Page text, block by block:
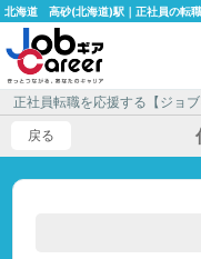
北海道 高砂(北海道)駅｜正社員の転職
正社員転職を応援する【ジョブ
戻る